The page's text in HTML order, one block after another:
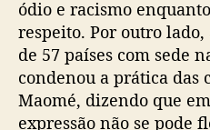
ódio e racismo
respeito. Por outro
de 57 países com sede
condenou a prática das
Maomé, dizendo que
expressão não se pode